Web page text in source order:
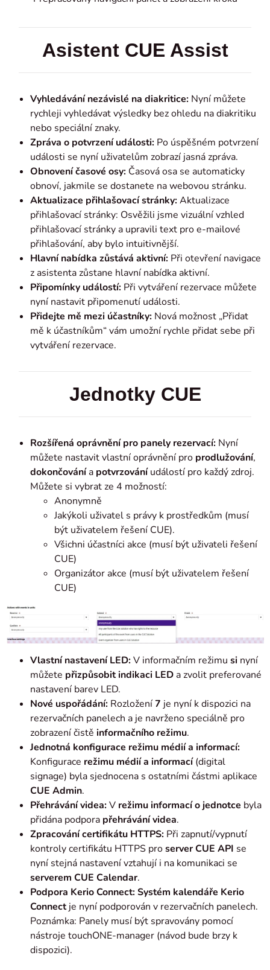
Asistent CUE Assist
Vyhledávání nezávislé na diakritice: Nyní můžete
rychleji vyhledávat výsledky bez ohledu na diakritiku
nebo speciální znaky.
Zpráva o potvrzení události: Po úspěšném potvrzení
události se nyní uživatelům zobrazí jasná zpráva.
Obnovení časové osy: Časová osa se automaticky
obnoví, jakmile se dostanete na webovou stránku.
Aktualizace přihlašovací stránky:Aktualizace
přihlašovací stránky: Osvěžili jsme vizuální vzhled
přihlašovací stránky a upravili text pro e-mailové
přihlašování, aby bylo intuitivnější.
Hlavní nabídka zůstává aktivní: Při otevření navigace
z asistenta zůstane hlavní nabídka aktivní.
Připomínky událostí: Při vytváření rezervace můžete
nyní nastavit připomenutí události.
Přidejte mě mezi účastníky: Nová možnost „Přidat
mě k účastníkům“ vám umožní rychle přidat sebe při
vytváření rezervace.
Jednotky CUE
Rozšířená oprávnění pro panely rezervací: Nyní
můžete nastavit vlastní oprávnění pro prodlužování,
dokončovánía potvrzováníudálostí pro každý zdroj.
Můžete si vybrat ze 4 možností:
Anonymně
Jakýkoli uživatel s právy k prostředkům (musí
být uživatelem řešení CUE).
Všichni účastníci akce (musí být uživateli řešení
CUE)
Organizátor akce (musí být uživatelem řešení
CUE)
Vlastní nastavení LED:V informačním režimu si nyní
můžete přizpůsobit indikaci LED a zvolit preferované
nastavení barev LED.
Nové uspořádání: Rozložení7 je nyní k dispozici na
rezervačních panelech a je navrženo speciálně pro
zobrazení čistě informačního režimu.
Jednotná konfigurace režimu médií a informací:
Konfigurace režimu médií a informací(digital
signage) byla sjednocena s ostatními částmi aplikace
CUE Admin.
Přehrávání videa:V režimu informací o jednotce byla
přidána podpora přehrávání videa.
Zpracování certifikátu HTTPS: Při zapnutí/vypnutí
kontroly certifikátu HTTPS proserver CUE API se
nyní stejná nastavení vztahují i na komunikaci se
serverem CUE Calendar.
Podpora Kerio Connect: Systém kalendáře Kerio
Connectje nyní podporován v rezervačních panelech.
Poznámka: Panely musí být spravovány pomocí
nástroje touchONE-manager (návod bude brzy k
dispozici).